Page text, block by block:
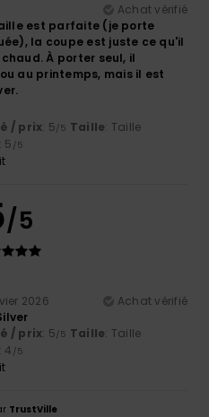
Achat vérifié
est parfaite (je porte
la coupe est juste ce qu'il
À porter seul, il
au printemps, mais il est
/ prix: 5/5 Taille: Taille
: 5 /5
/5
2026
Achat vérifié
/ prix: 5/5 Taille: Taille
: 4 /5
TrustVille